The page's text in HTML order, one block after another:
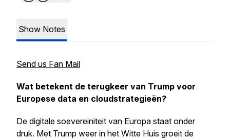
Show Notes
Send us Fan Mail
Wat betekent de terugkeer van Trump voor
Europese data en cloudstrategieën?
De digitale soevereiniteit van Europa staat onder
druk. Met Trump weer in het Witte Huis groeit de